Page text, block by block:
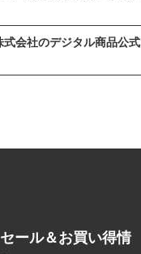
会社のデジタル商品公式
セール＆お買い得情